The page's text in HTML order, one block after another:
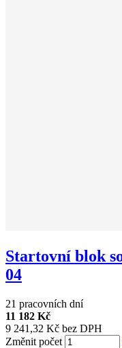
Startovní blok
04
21 pracovních dní
11 182 Kč
9 241,32 Kč bez DPH
Změnit počet